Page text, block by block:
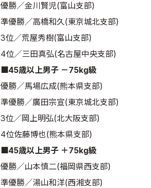
優勝／金川賢児(富山支部)
準優勝／高橋和久(東京城北支部)
3位／荒屋秀樹(富山支部)
4位／三田真弘(名古屋中央支部)
■45歳以上男子 －75kg級
優勝／馬場広成(熊本県支部)
準優勝／廣田宗宣(東京城北支部)
3位／岡上明弘(北大阪支部)
4位佐藤博也(熊本県支部)
■45歳以上男子 ＋75kg級
優勝／山本慎二(福岡県西支部)
準優勝／湯山和洋(西湘支部)